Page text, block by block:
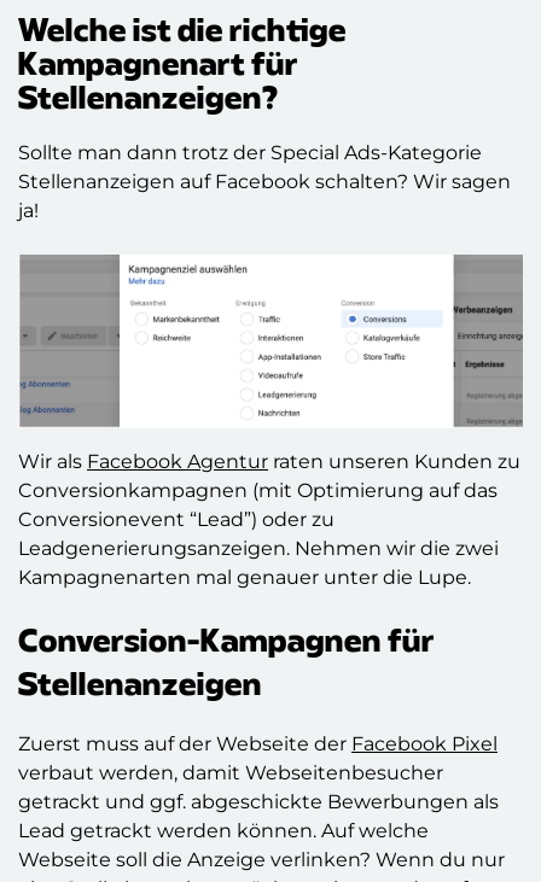
Welche ist die richtige
Kampagnenart für
Stellenanzeigen?
Sollte man dann trotz der Special Ads-Kategorie
Stellenanzeigen auf Facebook schalten? Wir sagen
ja!
Wir als Facebook Agentur raten unseren Kunden zu
Conversionkampagnen (mit Optimierung auf das
Conversionevent “Lead”) oder zu
Leadgenerierungsanzeigen. Nehmen wir die zwei
Kampagnenarten mal genauer unter die Lupe.
Conversion-Kampagnen für
Stellenanzeigen
Zuerst muss auf der Webseite der Facebook Pixel
verbaut werden, damit Webseitenbesucher
getrackt und ggf. abgeschickte Bewerbungen als
Lead getrackt werden können. Auf welche
Webseite soll die Anzeige verlinken? Wenn du nur